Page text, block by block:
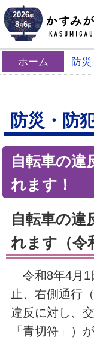
2026年
8月6日
ホーム 防
防災・防
自転車の違
れます！
自転車の違
れます（令
令和8年4月1
止、右側通行
違反に対し、
「青切符」）